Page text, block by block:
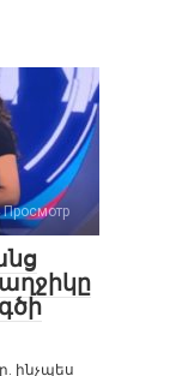
ինչպես